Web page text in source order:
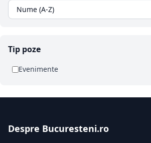
Tip poze
Evenimente
Despre Bucuresteni.ro